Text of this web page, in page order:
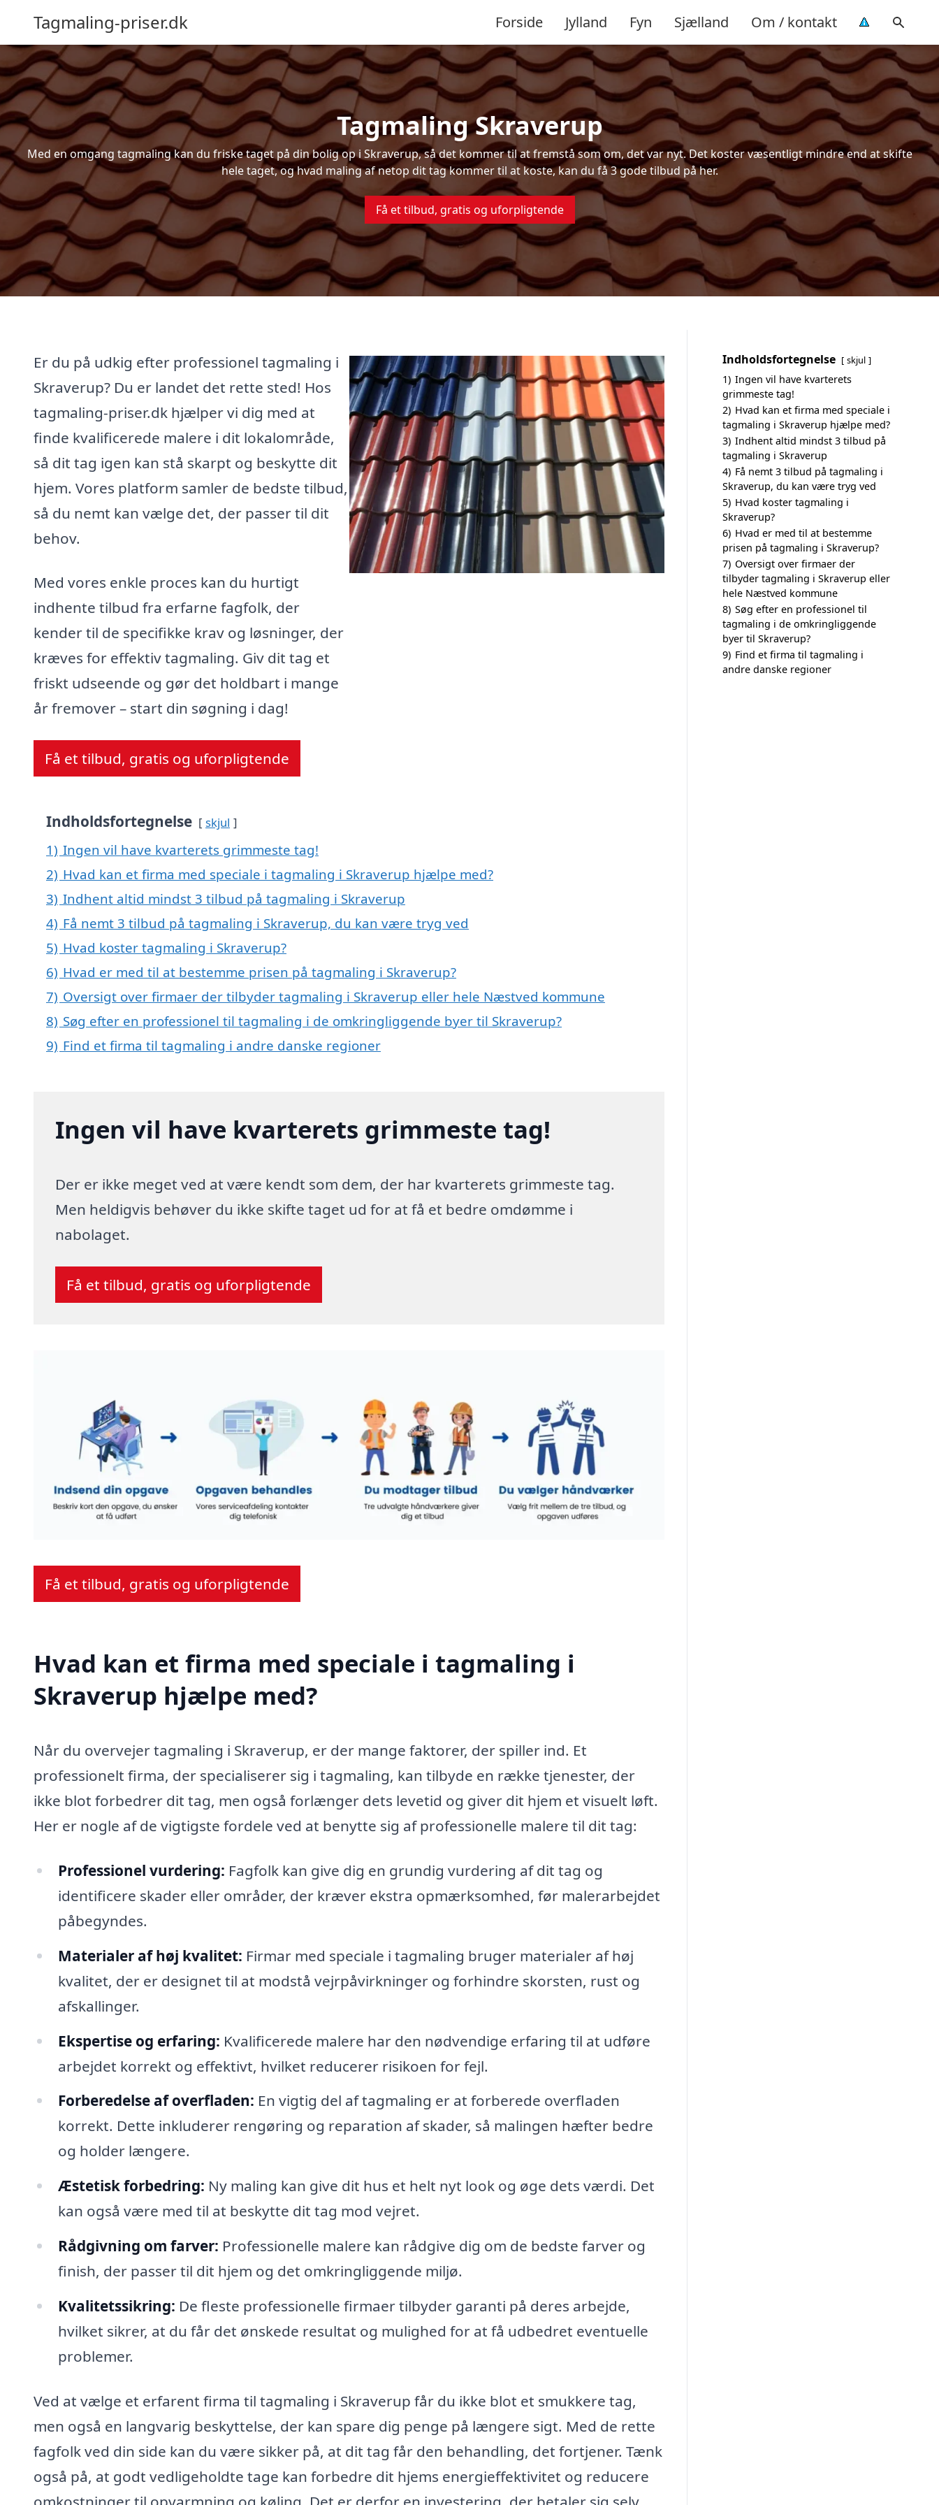
Tagmaling-priser.dk Forside Jylland Fyn Sjælland Om / kontakt
Tagmaling Skraverup
Med en omgang tagmaling kan du friske taget på din bolig op i Skraverup, så det kommer til at fremstå som om, det var nyt. Det koster væsentligt mindre end at skifte
hele taget, og hvad maling af netop dit tag kommer til at koste, kan du få 3 gode tilbud på her.
Få et tilbud, gratis og uforpligtende
Er du på udkig efter professionel tagmaling i
Skraverup? Du er landet det rette sted! Hos
tagmaling-priser.dk hjælper vi dig med at
finde kvalificerede malere i dit lokalområde,
så dit tag igen kan stå skarpt og beskytte dit
hjem. Vores platform samler de bedste tilbud,
så du nemt kan vælge det, der passer til dit
behov.
Med vores enkle proces kan du hurtigt
indhente tilbud fra erfarne fagfolk, der
kender til de specifikke krav og løsninger, der
kræves for effektiv tagmaling. Giv dit tag et
friskt udseende og gør det holdbart i mange
år fremover – start din søgning i dag!
Få et tilbud, gratis og uforpligtende
Indholdsfortegnelse skjul
1) Ingen vil have kvarterets grimmeste tag!
2) Hvad kan et firma med speciale i tagmaling i Skraverup hjælpe med?
3) Indhent altid mindst 3 tilbud på tagmaling i Skraverup
4) Få nemt 3 tilbud på tagmaling i Skraverup, du kan være tryg ved
5) Hvad koster tagmaling i Skraverup?
6) Hvad er med til at bestemme prisen på tagmaling i Skraverup?
7) Oversigt over firmaer der tilbyder tagmaling i Skraverup eller hele Næstved kommune
8) Søg efter en professionel til tagmaling i de omkringliggende byer til Skraverup?
9) Find et firma til tagmaling i andre danske regioner
Ingen vil have kvarterets grimmeste tag!
Der er ikke meget ved at være kendt som dem, der har kvarterets grimmeste tag.
Men heldigvis behøver du ikke skifte taget ud for at få et bedre omdømme i
nabolaget.
Få et tilbud, gratis og uforpligtende
Få et tilbud, gratis og uforpligtende
Hvad kan et firma med speciale i tagmaling i
Skraverup hjælpe med?
Når du overvejer tagmaling i Skraverup, er der mange faktorer, der spiller ind. Et
professionelt firma, der specialiserer sig i tagmaling, kan tilbyde en række tjenester, der
ikke blot forbedrer dit tag, men også forlænger dets levetid og giver dit hjem et visuelt løft.
Her er nogle af de vigtigste fordele ved at benytte sig af professionelle malere til dit tag:
Professionel vurdering: Fagfolk kan give dig en grundig vurdering af dit tag og
identificere skader eller områder, der kræver ekstra opmærksomhed, før malerarbejdet
påbegyndes.
Materialer af høj kvalitet: Firmar med speciale i tagmaling bruger materialer af høj
kvalitet, der er designet til at modstå vejrpåvirkninger og forhindre skorsten, rust og
afskallinger.
Ekspertise og erfaring: Kvalificerede malere har den nødvendige erfaring til at udføre
arbejdet korrekt og effektivt, hvilket reducerer risikoen for fejl.
Forberedelse af overfladen: En vigtig del af tagmaling er at forberede overfladen
korrekt. Dette inkluderer rengøring og reparation af skader, så malingen hæfter bedre
og holder længere.
Æstetisk forbedring: Ny maling kan give dit hus et helt nyt look og øge dets værdi. Det
kan også være med til at beskytte dit tag mod vejret.
Rådgivning om farver: Professionelle malere kan rådgive dig om de bedste farver og
finish, der passer til dit hjem og det omkringliggende miljø.
Kvalitetssikring: De fleste professionelle firmaer tilbyder garanti på deres arbejde,
hvilket sikrer, at du får det ønskede resultat og mulighed for at få udbedret eventuelle
problemer.
Ved at vælge et erfarent firma til tagmaling i Skraverup får du ikke blot et smukkere tag,
men også en langvarig beskyttelse, der kan spare dig penge på længere sigt. Med de rette
fagfolk ved din side kan du være sikker på, at dit tag får den behandling, det fortjener. Tænk
også på, at godt vedligeholdte tage kan forbedre dit hjems energieffektivitet og reducere
Indholdsfortegnelse skjul
1) Ingen vil have kvarterets
grimmeste tag!
2) Hvad kan et firma med speciale i
tagmaling i Skraverup hjælpe med?
3) Indhent altid mindst 3 tilbud på
tagmaling i Skraverup
4) Få nemt 3 tilbud på tagmaling i
Skraverup, du kan være tryg ved
5) Hvad koster tagmaling i
Skraverup?
6) Hvad er med til at bestemme
prisen på tagmaling i Skraverup?
7) Oversigt over firmaer der
tilbyder tagmaling i Skraverup eller
hele Næstved kommune
8) Søg efter en professionel til
tagmaling i de omkringliggende
byer til Skraverup?
9) Find et firma til tagmaling i
andre danske regioner